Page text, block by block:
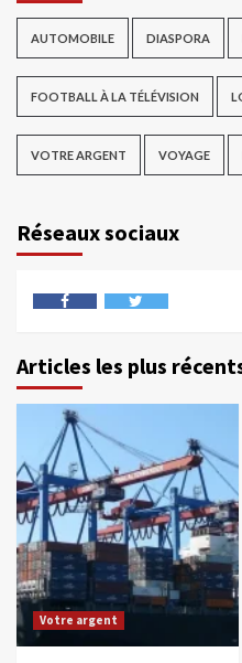
AUTOMOBILE DIASPORA
FOOTBALL À LA TÉLÉVISION
VOTRE ARGENT VOYAGE
Réseaux sociaux
Articles les plus
Votre argent